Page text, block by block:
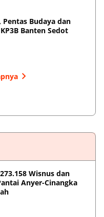
Pentas Budaya dan
Banten Sedot
Wisnus dan
Anyer-Cinangka